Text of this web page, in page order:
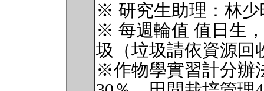
※ 研究生助理：林少
※ 每週輪值 值日生
圾（垃圾請依資源回
※作物學實習計分辦